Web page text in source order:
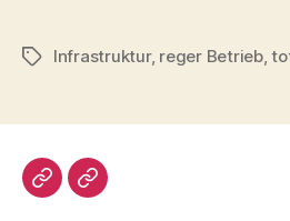
Schlagwörter
Infrastruktur, reger Betrieb,
Impressum/DatSchutz
Beliebte